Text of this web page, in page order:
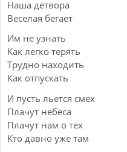
Наша детвора
Веселая бегает
Им не узнать
Как легко терять
Трудно находить
Как отпускать
И пусть льется смех
Плачут небеса
Плачут нам о тех
Кто давно уже там